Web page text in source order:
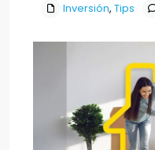
Inversión, Tips